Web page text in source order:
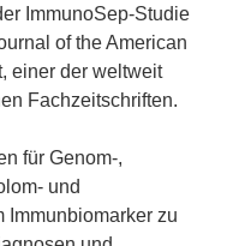
ImmunoSep-Studie
of the American
einer der weltweit
Fachzeitschriften.
für Genom-,
und
Immunbiomarker zu